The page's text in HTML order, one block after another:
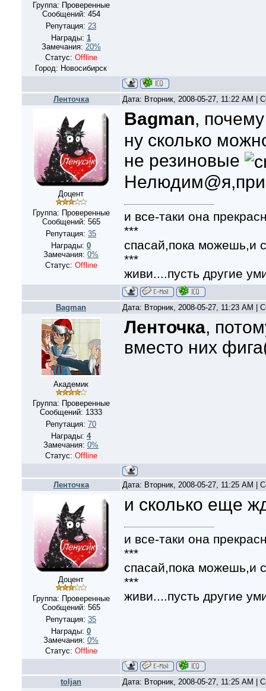
Группа: Проверенные
Сообщений: 454
Репутация: 23
Награды: 1
Замечания: 20%
Статус: Offline
Город: Новосибирск
Ленточка Дата: Вторник, 2008-05-27, 11:22 AM |
Доцент
Группа: Проверенные
Сообщений: 565
Репутация: 35
Награды: 0
Замечания: 0%
Статус: Offline
Bagman,
ну сколько
не резиновые
и все-таки она
***
спасай,пока можешь,и
***
живи....пусть другие
Bagman Дата: Вторник, 2008-05-27, 11:23 AM |
Академик
Группа: Проверенные
Сообщений: 1333
Репутация: 70
Награды: 4
Замечания: 0%
Статус: Offline
Ленточка,
вместо них
Ленточка Дата: Вторник, 2008-05-27, 11:25 AM |
Доцент
Группа: Проверенные
Сообщений: 565
Репутация: 35
Награды: 0
Замечания: 0%
Статус: Offline
и сколько еще
и все-таки она
***
спасай,пока можешь,и
***
живи....пусть другие
toljan
Дата: Вторник, 2008-05-27, 11:25 AM |